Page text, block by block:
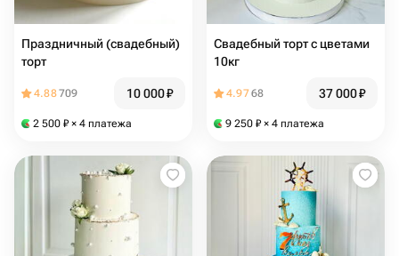
Праздничный (свадебный)
торт
4.88709 10 000₽
2 500 ₽ × 4 платежа
Свадебный торт с цветами
10кг
4.9768 37 000₽
9 250 ₽ × 4 платежа